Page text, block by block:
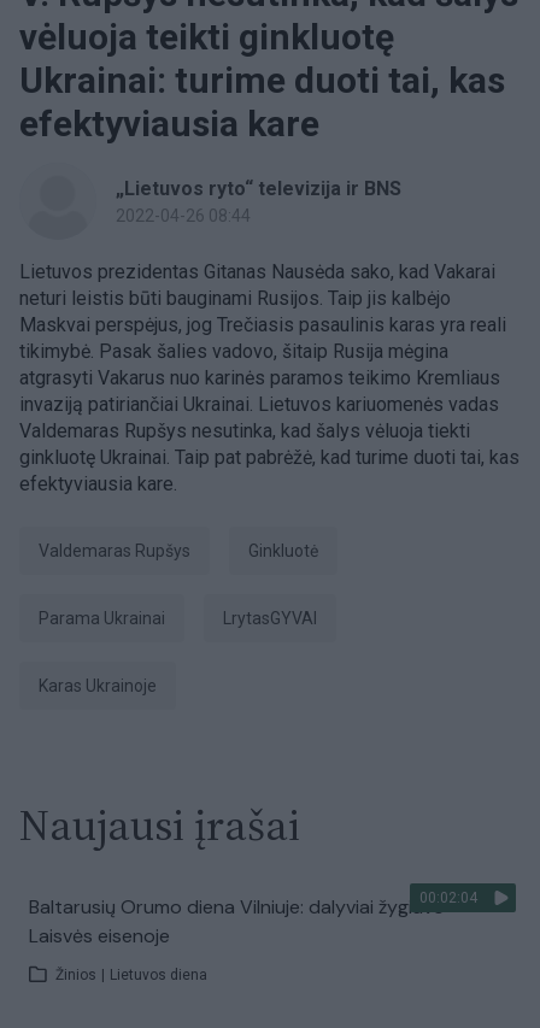
vėluoja teikti ginkluotę
Ukrainai: turime duoti tai, kas
efektyviausia kare
„Lietuvos ryto“ televizija ir BNS
2022-04-26 08:44
Lietuvos prezidentas Gitanas Nausėda sako, kad Vakarai
neturi leistis būti bauginami Rusijos. Taip jis kalbėjo
Maskvai perspėjus, jog Trečiasis pasaulinis karas yra reali
tikimybė. Pasak šalies vadovo, šitaip Rusija mėgina
atgrasyti Vakarus nuo karinės paramos teikimo Kremliaus
invaziją patiriančiai Ukrainai. Lietuvos kariuomenės vadas
Valdemaras Rupšys nesutinka, kad šalys vėluoja tiekti
ginkluotę Ukrainai. Taip pat pabrėžė, kad turime duoti tai, kas
efektyviausia kare.
Valdemaras Rupšys ginkluotė
parama Ukrainai LrytasGYVAI
karas Ukrainoje
Naujausi įrašai
00:02:04
Baltarusių Orumo diena Vilniuje: dalyviai žygiavo
Laisvės eisenoje
Žinios Lietuvos diena